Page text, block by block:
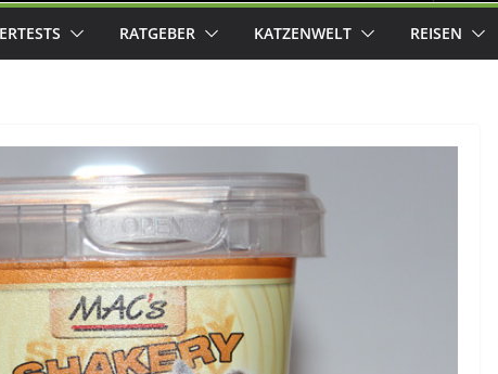
RATGEBER KATZENWELT REISEN